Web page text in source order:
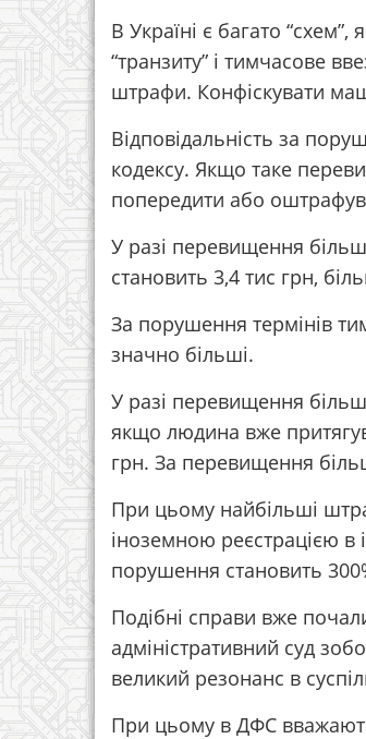
В Україні є багато
“транзиту” і тимчасове
штрафи. Конфіскувати
Відповідальність за
кодексу. Якщо таке
попередити або
У разі перевищення
становить 3,4 тис грн,
За порушення термінів
значно більші.
У разі перевищення більш
якщо людина вже
грн. За перевищення
При цьому найбільші
іноземною реєстрацією в
порушення становить
Подібні справи вже
адміністративний суд
великий резонанс в
При цьому в ДФС